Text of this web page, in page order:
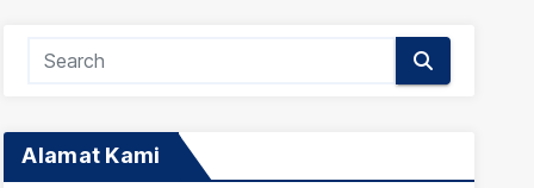
Alamat Kami